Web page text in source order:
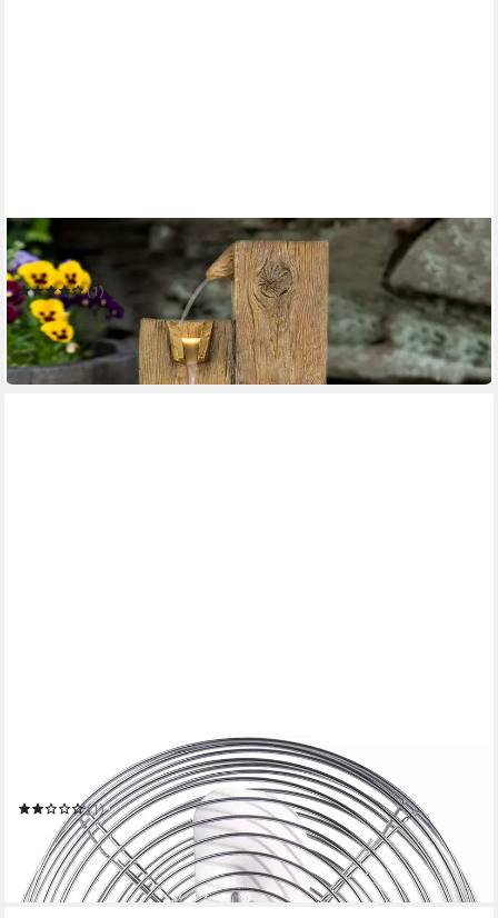
WEHMANN
Gartenbrunnen Gartenbrunnen Rustikal
(1)
159,95 € UVP199,00 €
-20%
in 3-4 Werktagen bei dir
Tischventilator Ventilator Jumbo
(1)
26,95 € UVP29,99 €
-10%
in 3-4 Werktagen bei dir